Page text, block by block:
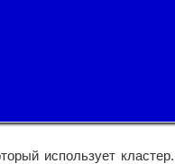
использует